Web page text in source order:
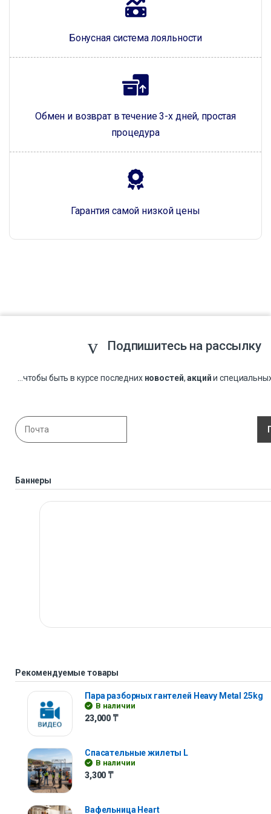
Бонусная система лояльности
Обмен и возврат в течение 3-х дней, простая
процедура
Гарантия самой низкой цены
Подпишитесь на рассылку
...чтобы быть в курсе последних новостей,акцийи
Баннеры
Рекомендуемые товары
Пара разборных гантелей Heavy Metal 25kg
В наличии
23,000 ₸
Спасательные жилеты L
В наличии
3,300 ₸
Вафельница Heart